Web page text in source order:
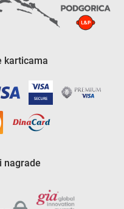
karticama
nagrade